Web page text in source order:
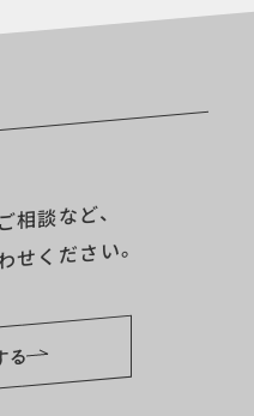
談など、
ください。
る